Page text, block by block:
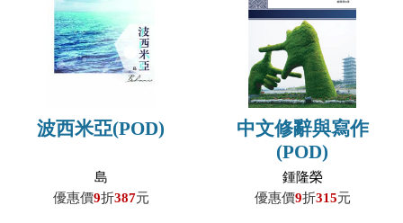
波西米亞(POD)
島
優惠價9折387元
中文修辭與寫作
(POD)
鍾隆榮
優惠價9折315元